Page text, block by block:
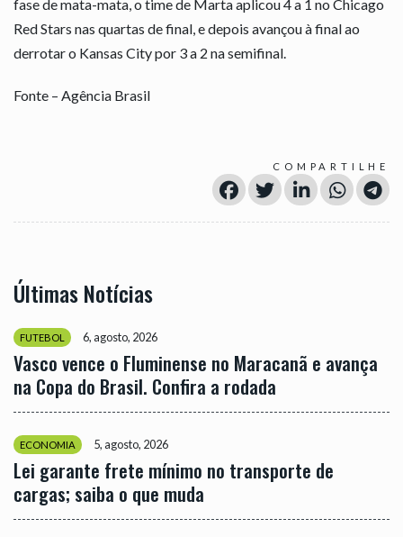
fase de mata-mata, o time de Marta aplicou 4 a 1 no Chicago
Red Stars nas quartas de final, e depois avançou à final ao
derrotar o Kansas City por 3 a 2 na semifinal.
Fonte – Agência Brasil
COMPARTILHE
Últimas Notícias
FUTEBOL 6, agosto, 2026
Vasco vence o Fluminense no Maracanã e avança
na Copa do Brasil. Confira a rodada
ECONOMIA 5, agosto, 2026
Lei garante frete mínimo no transporte de
cargas; saiba o que muda